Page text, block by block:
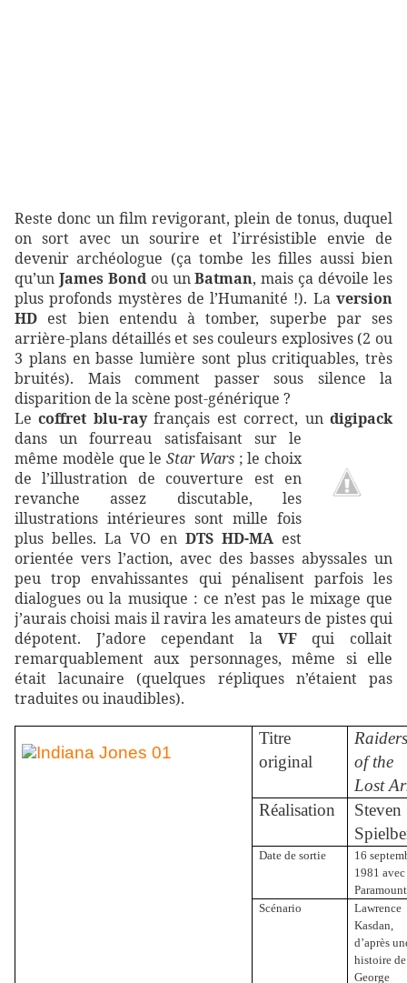
Reste donc un film revigorant, plein de tonus, duquel
on sort avec un sourire et l’irrésistible envie de
devenir archéologue (ça tombe les filles aussi bien
qu’un James Bondou unBatman, mais ça dévoile les
plus profonds mystères de l’Humanité !). La version
HD est bien entendu à tomber, superbe par ses
arrière-plans détaillés et ses couleurs explosives (2 ou
3 plans en basse lumière sont plus critiquables, très
bruités). Mais comment passer sous silence la
disparition de la scène post-générique ?
Lecoffret blu-rayfrançais est correct, undigipack
dans un fourreau satisfaisant sur le
même modèle que le Star Wars; le choix
de l’illustration de couverture est en
revanche assez discutable, les
illustrations intérieures sont mille fois
plus belles. La VO en DTS HD-MAest
orientée vers l’action, avec des basses abyssales un
peu trop envahissantes qui pénalisent parfois les
dialogues ou la musique : ce n’est pas le mixage que
j’aurais choisi mais il ravira les amateurs de pistes qui
dépotent. J’adore cependant la VFqui collait
remarquablement aux personnages, même si elle
était lacunaire (quelques répliques n’étaient pas
traduites ou inaudibles).
Titre
original
of the
Lost
Réalisation
Steven
Date de sortie
16
1981 avec
Paramount
Scénario
Lawrence
Kasdan,
d’après
histoire de
George